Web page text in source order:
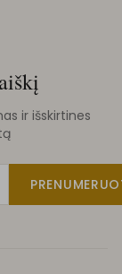
ir išskirtines